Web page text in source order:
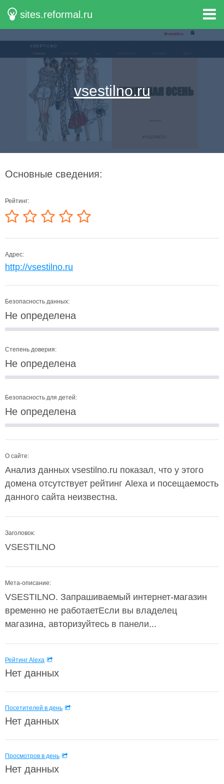
sites.reformal.ru
vsestilno.ru
Основные сведения:
Рейтинг:
Адрес:
http://vsestilno.ru
Безопасность данных:
Не определена
Степень доверия:
Не определена
Безопасность для детей:
Не определена
О сайте:
Анализ данных vsestilno.ru показал, что у этого
домена отсутствует рейтинг Alexa и посещаемость
данного сайта неизвестна.
Заголовок:
VSESTILNO
Мета-описание:
VSESTILNO. Запрашиваемый интернет-магазин
временно не работаетЕсли вы владелец
магазина, авторизуйтесь в панели...
Рейтинг Alexa
Нет данных
Посетителей в день
Нет данных
Просмотров в день
Нет данных